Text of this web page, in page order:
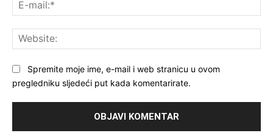
Spremite moje ime, e-mail i web stranicu u ovom
pregledniku sljedeći put kada komentarirate.